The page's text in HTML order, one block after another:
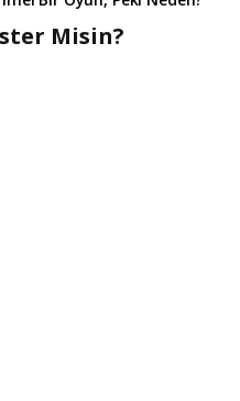
Misin?